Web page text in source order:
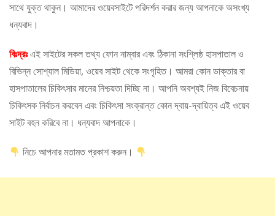
সাথে যুক্ত থাকুন। আমাদের ওয়েবসাইটে পরিদর্শন করার জন্য আপনাকে অসংখ্য
ধন্যবাদ।
বিঃদ্রঃএই সাইটের সকল তথ্য ফোন নাম্বার এবং ঠিকানা সংশ্লিষ্ঠ হাসপাতাল ও
বিভিন্ন সোশ্যাল মিডিয়া, ওয়েব সাইট থেকে সংগৃহিত। আমরা কোন ডাক্তার বা
হাসপাতালের চিকিৎসার মানের নিশ্চয়তা দিচ্ছি না। আপনি অবশ্যই নিজ বিবেচনায়
চিকিৎসক নির্বাচন করবেন এবং চিকিৎসা সংক্রান্ত কোন দ্বায়-দ্বায়িত্ব এই ওয়েব
সাইট বহন করিবে না। ধন্যবাদ আপনাকে।
নিচে আপনার মতামত প্রকাশ করুন।